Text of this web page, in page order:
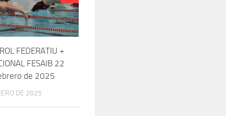
FEDERATIU +
FESAIB 22
de 2025
DE 2025